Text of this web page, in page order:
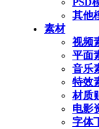
其他
素材
视频
平面
音乐
特效
材质
电影
字体